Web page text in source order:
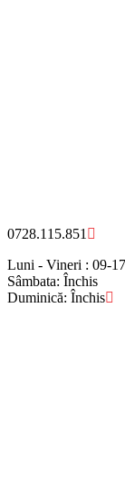
0728.115.851
Luni - Vineri : 09-17
Sâmbata: Închis
Duminică: Închis